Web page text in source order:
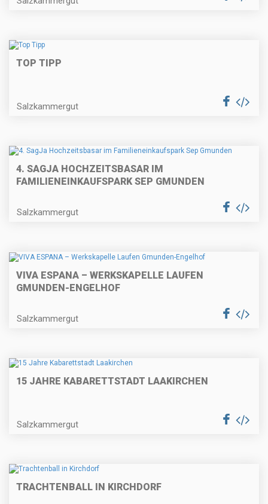
TOP TIPP
Salzkammergut
4. SAGJA HOCHZEITSBASAR IM
FAMILIENEINKAUFSPARK SEP GMUNDEN
Salzkammergut
VIVA ESPANA – WERKSKAPELLE LAUFEN
GMUNDEN-ENGELHOF
Salzkammergut
15 JAHRE KABARETTSTADT LAAKIRCHEN
Salzkammergut
TRACHTENBALL IN KIRCHDORF